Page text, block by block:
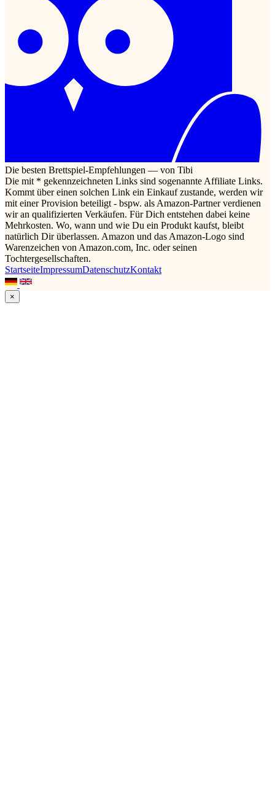
Die besten Brettspiel-Empfehlungen — von Tibi
Die mit * gekennzeichneten Links sind sogenannte Affiliate Links.
Kommt über einen solchen Link ein Einkauf zustande, werden wir
mit einer Provision beteiligt - bspw. als Amazon-Partner verdienen
wir an qualifizierten Verkäufen. Für Dich entstehen dabei keine
Mehrkosten. Wo, wann und wie Du ein Produkt kaufst, bleibt
natürlich Dir überlassen. Amazon und das Amazon-Logo sind
Warenzeichen von Amazon.com, Inc. oder seinen
Tochtergesellschaften.
StartseiteImpressumDatenschutzKontakt
×